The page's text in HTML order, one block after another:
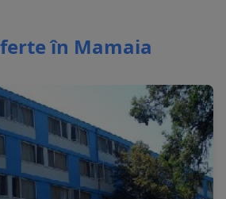
în Mamaia